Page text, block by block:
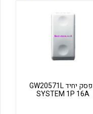
מפסק יחיד GW20571L
SYSTEM 1P 16A